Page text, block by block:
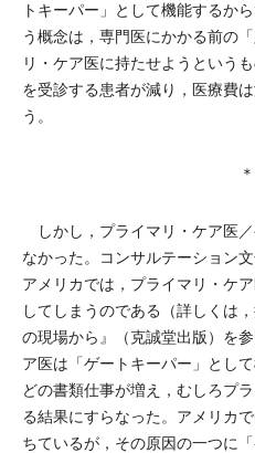
トキーパー」として機能するか
う概念は，専門医にかかる前の
リ・ケア医に持たせようという
を受診する患者が減り，医療費
う。
＊
しかし，プライマリ・ケア医
なかった。コンサルテーション
アメリカでは，プライマリ・ケ
してしまうのである（詳しくは
の現場から』（克誠堂出版）を
ア医は「ゲートキーパー」とし
どの書類仕事が増え，むしろプ
る結果にすらなった。アメリカ
ちているが，その原因の一つに